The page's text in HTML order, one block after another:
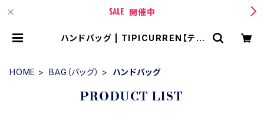
開催中
ハンドバッグ | TIPICURREN【ティ
HOME BAG（バッグ） ハンドバッグ
PRODUCT LIST